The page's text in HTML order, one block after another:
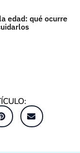
edad: qué ocurre